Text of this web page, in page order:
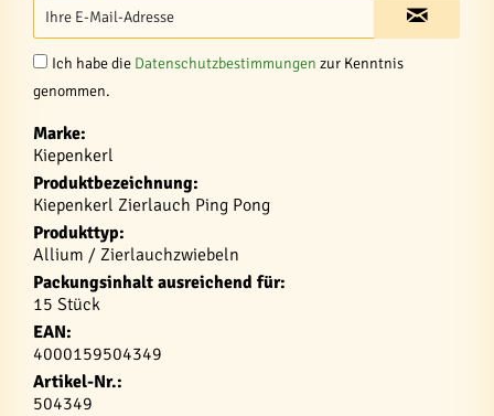
Ich habe die Datenschutzbestimmungen zur Kenntnis
genommen.
Marke:
Kiepenkerl
Produktbezeichnung:
Kiepenkerl Zierlauch Ping Pong
Produkttyp:
Allium / Zierlauchzwiebeln
Packungsinhalt ausreichend für:
15 Stück
EAN:
4000159504349
Artikel-Nr.:
504349